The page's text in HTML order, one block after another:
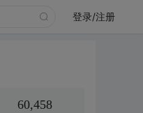
登录/注册
60,458